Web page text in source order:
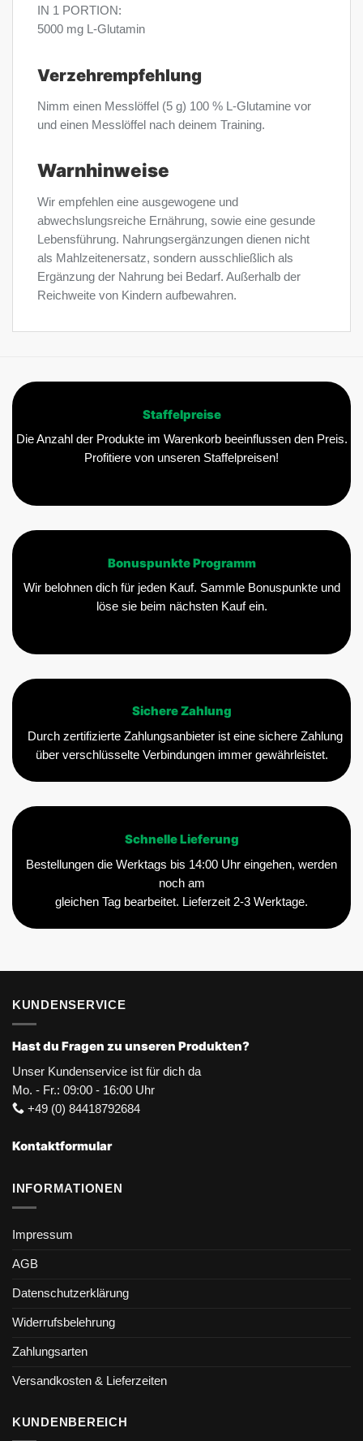
IN 1 PORTION:
5000 mg L-Glutamin
Verzehrempfehlung
Nimm einen Messlöffel (5 g) 100 % L-Glutamine vor
und einen Messlöffel nach deinem Training.
Warnhinweise
Wir empfehlen eine ausgewogene und
abwechslungsreiche Ernährung, sowie eine gesunde
Lebensführung. Nahrungsergänzungen dienen nicht
als Mahlzeitenersatz, sondern ausschließlich als
Ergänzung der Nahrung bei Bedarf. Außerhalb der
Reichweite von Kindern aufbewahren.
Staffelpreise
Die Anzahl der Produkte im Warenkorb beeinflussen den Preis.
Profitiere von unseren Staffelpreisen!
Bonuspunkte Programm
Wir belohnen dich für jeden Kauf. Sammle Bonuspunkte und
löse sie beim nächsten Kauf ein.
Sichere Zahlung
Durch zertifizierte Zahlungsanbieter ist eine sichere Zahlung
über verschlüsselte Verbindungen immer gewährleistet.
Schnelle Lieferung
Bestellungen die Werktags bis 14:00 Uhr eingehen, werden
noch am
gleichen Tag bearbeitet. Lieferzeit 2-3 Werktage.
KUNDENSERVICE
Hast du Fragen zu unseren Produkten?
Unser Kundenservice ist für dich da
Mo. - Fr.: 09:00 - 16:00 Uhr
+49 (0) 84418792684
Kontaktformular
INFORMATIONEN
Impressum
AGB
Datenschutzerklärung
Widerrufsbelehrung
Zahlungsarten
Versandkosten & Lieferzeiten
KUNDENBEREICH